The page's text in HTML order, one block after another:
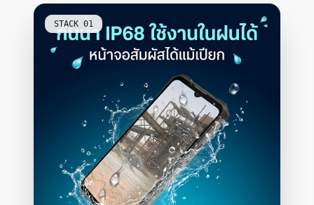
STACK 01